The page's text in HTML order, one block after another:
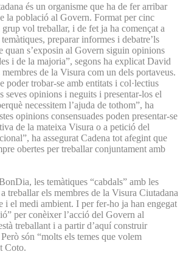
és un organisme que ha de fer arribar
la població al Govern. Format per cinc
vol treballar, i de fet ja ha començat a
preparar informes i debatre’ls
quan s’exposin al Govern siguin opinions
i de la majoria”, segons ha explicat David
de la Visura com un dels portaveus.
poder trobar-se amb entitats i col·lectius
seves opinions i neguits i presentar-los el
necessitem l’ajuda de tothom”, ha
opinions consensuades poden presentar-se
de la mateixa Visura o a petició del
ha assegurat Cadena tot afegint que
obertes per treballar conjuntament amb
les temàtiques “cabdals” amb les
treballar els membres de la Visura Ciutadana
i el medi ambient. I per fer-ho ja han engegat
per conèixer l’acció del Govern al
treballant i a partir d’aquí construir
són “molts els temes que volem
Coto.